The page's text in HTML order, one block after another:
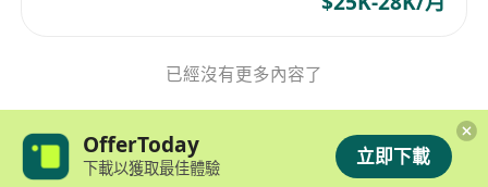
已經沒有更多內容了
OfferToday
下載以獲取最佳體驗 立即下載